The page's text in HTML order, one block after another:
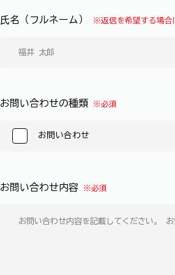
氏名（フルネーム） ※返信を希望する場合
お問い合わせの種類 ※必須
お問い合わせ
お問い合わせ内容 ※必須